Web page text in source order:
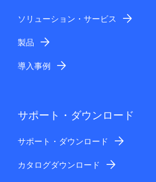
ソリューション・サービス
製品
導入事例
サポート・ダウンロード
サポート・ダウンロード
カタログダウンロード